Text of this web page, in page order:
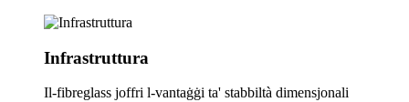
Infrastruttura
Il-fibreglass joffri l-vantaġġi ta' stabbiltà dimensjonali